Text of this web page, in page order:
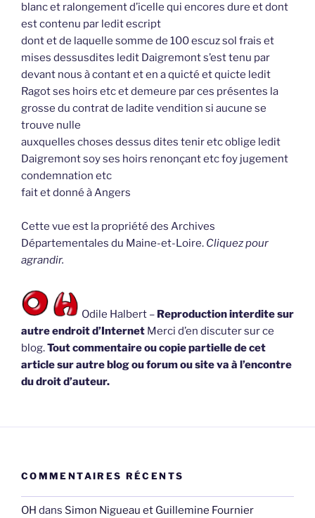
blanc et ralongement d’icelle qui encores dure et dont
est contenu par ledit escript
dont et de laquelle somme de 100 escuz sol frais et
mises dessusdites ledit Daigremont s’est tenu par
devant nous à contant et en a quicté et quicte ledit
Ragot ses hoirs etc et demeure par ces présentes la
grosse du contrat de ladite vendition si aucune se
trouve nulle
auxquelles choses dessus dites tenir etc oblige ledit
Daigremont soy ses hoirs renonçant etc foy jugement
condemnation etc
fait et donné à Angers
Cette vue est la propriété des Archives
Départementales du Maine-et-Loire. Cliquez pour
agrandir.
Odile Halbert – Reproduction interdite sur
autre endroit d’Internet Merci d’en discuter sur ce
blog.Tout commentaire ou copie partielle de cet
article sur autre blog ou forum ou site va à l’encontre
du droit d’auteur.
COMMENTAIRES RÉCENTS
OH dans Simon Nigueau et Guillemine Fournier